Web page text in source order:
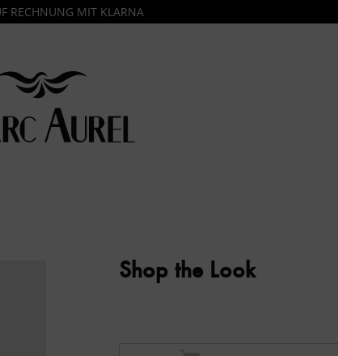
RECHNUNG MIT KLARNA
Shop the Look